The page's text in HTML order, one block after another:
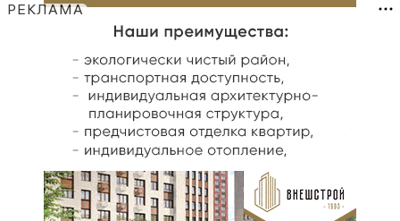
РЕКЛАМА